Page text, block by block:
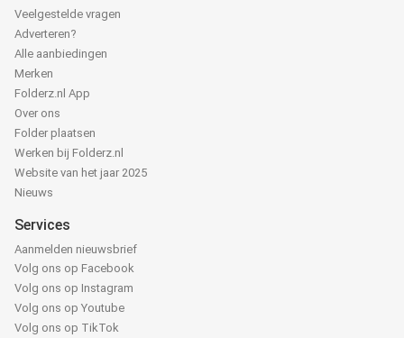
Veelgestelde vragen
Adverteren?
Alle aanbiedingen
Merken
Folderz.nl App
Over ons
Folder plaatsen
Werken bij Folderz.nl
Website van het jaar 2025
Nieuws
Services
Aanmelden nieuwsbrief
Volg ons op Facebook
Volg ons op Instagram
Volg ons op Youtube
Volg ons op TikTok